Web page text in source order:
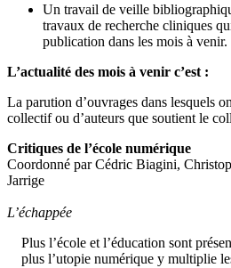
Un travail de veille
travaux de recherche cliniques
publication dans les mois à venir.
L’actualité des mois à venir c’est :
La parution d’ouvrages dans lesquels
collectif ou d’auteurs que soutient le
Critiques de l’école numérique
Coordonné par Cédric Biagini,
Jarrige
L’échappée
Plus l’école et l’éducation sont
plus l’utopie numérique y multiplie